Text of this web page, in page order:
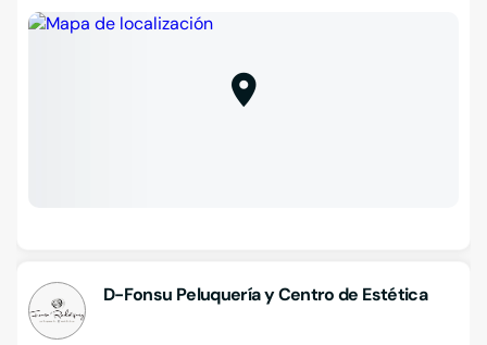
D-Fonsu Peluquería y Centro de Estética